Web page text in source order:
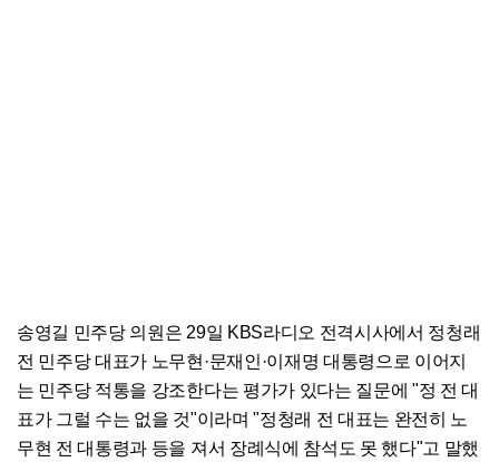
송영길 민주당 의원은 29일 KBS라디오 전격시사에서 정청래
전 민주당 대표가 노무현·문재인·이재명 대통령으로 이어지
는 민주당 적통을 강조한다는 평가가 있다는 질문에 "정 전 대
표가 그럴 수는 없을 것"이라며 "정청래 전 대표는 완전히 노
무현 전 대통령과 등을 져서 장례식에 참석도 못 했다"고 말했